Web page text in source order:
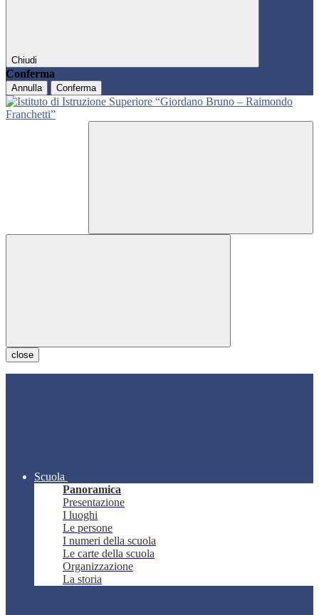
Chiudi
Conferma
Annulla Conferma
close
Scuola
Panoramica
Presentazione
I luoghi
Le persone
I numeri della scuola
Le carte della scuola
Organizzazione
La storia